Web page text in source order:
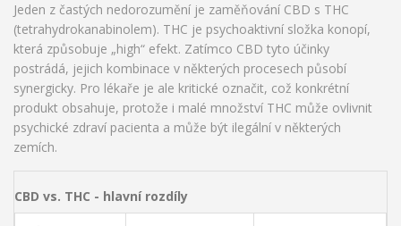
Jeden z častých nedorozumění je zaměňování CBD s THC
(tetrahydrokanabinolem). THC je psychoaktivní složka konopí,
která způsobuje „high“ efekt. Zatímco CBD tyto účinky
postrádá, jejich kombinace v některých procesech působí
synergicky. Pro lékaře je ale kritické označit, což konkrétní
produkt obsahuje, protože i malé množství THC může ovlivnit
psychické zdraví pacienta a může být ilegální v některých
zemích.
CBD vs. THC - hlavní rozdíly